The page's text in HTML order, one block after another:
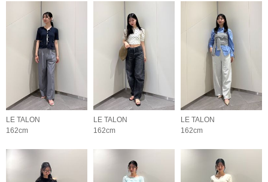
LE TALON
162cm
LE TALON
162cm
LE TALON
162cm